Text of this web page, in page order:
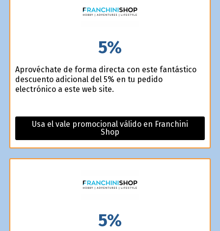
5%
Aprovéchate de forma directa con este fantástico
descuento adicional del 5% en tu pedido
electrónico a este web site.
Usa el vale promocional válido en Franchini
Shop
5%